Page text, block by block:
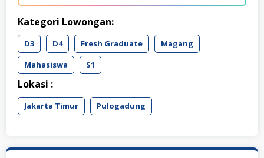
Kategori Lowongan:
D3 D4 Fresh Graduate
Magang
Mahasiswa
S1
Lokasi :
Jakarta Timur Pulogadung